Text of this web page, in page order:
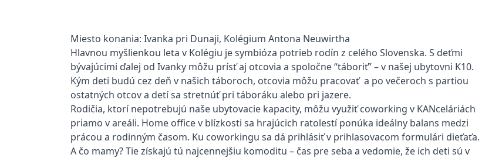
Miesto konania: Ivanka pri Dunaji, Kolégium Antona Neuwirtha
Hlavnou myšlienkou leta v Kolégiu je symbióza potrieb rodín z celého Slovenska. S deťmi
bývajúcimi ďalej od Ivanky môžu prísť aj otcovia a spoločne “táboriť” – v našej ubytovni K10.
Kým deti budú cez deň v našich táboroch, otcovia môžu pracovať a po večeroch s partiou
ostatných otcov a detí sa stretnúť pri táboráku alebo pri jazere.
Rodičia, ktorí nepotrebujú naše ubytovacie kapacity, môžu využiť coworking v KANceláriách
priamo v areáli. Home office v blízkosti sa hrajúcich ratolestí ponúka ideálny balans medzi
prácou a rodinným časom. Ku coworkingu sa dá prihlásiť v prihlasovacom formulári dieťaťa.
A čo mamy? Tie získajú tú najcennejšiu komoditu – čas pre seba a vedomie, že ich deti sú v